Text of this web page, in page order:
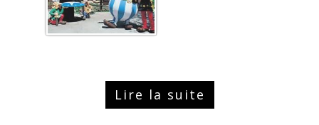
Lire la suite